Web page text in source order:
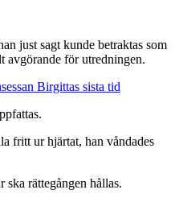
just sagt kunde betraktas som
avgörande för utredningen.
Birgittas sista tid
fritt ur hjärtat, han våndades
ska rättegången hållas.